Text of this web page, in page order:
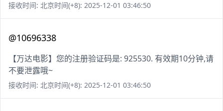
接收时间: 北京时间(+8): 2025-12-01 03:46:50
@10696338
【万达电影】您的注册验证码是: 925530. 有效期10分钟,请
不要泄露哦~
接收时间: 北京时间(+8): 2025-12-01 03:46:50